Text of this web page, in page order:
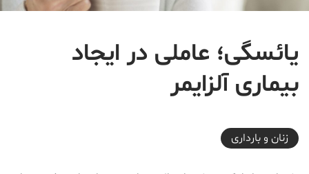
یائسگی؛ عاملی در ایجاد
بیماری آلزایمر
2017-10-18T18:00:02+03:30
زنان و بارداری